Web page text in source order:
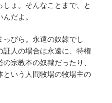
ょ。そんなことまで、と
だよ。
ぴら。永遠の奴隷でし
証人の場合は永遠に、特権
宗教本の奴隷だったり、
という人間牧場の牧場主の